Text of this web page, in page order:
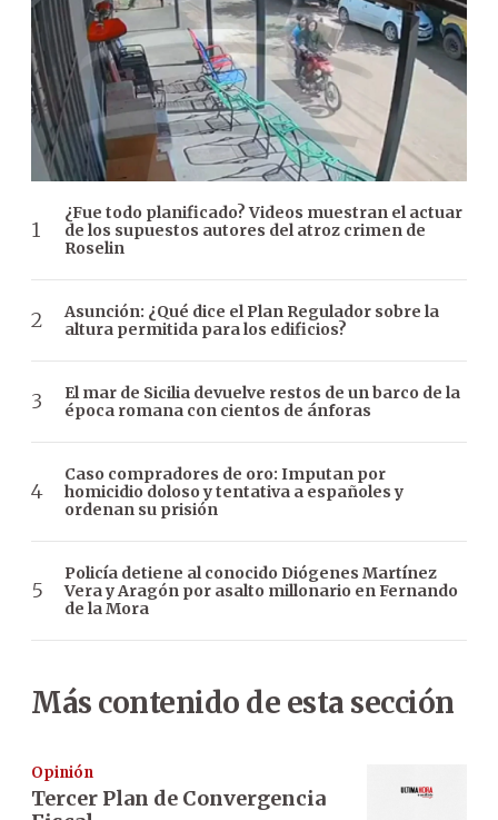
¿Fue todo planificado? Videos muestran el actuar
de los supuestos autores del atroz crimen de
Roselin
Asunción: ¿Qué dice el Plan Regulador sobre la
altura permitida para los edificios?
El mar de Sicilia devuelve restos de un barco de la
época romana con cientos de ánforas
Caso compradores de oro: Imputan por
homicidio doloso y tentativa a españoles y
ordenan su prisión
Policía detiene al conocido Diógenes Martínez
Vera y Aragón por asalto millonario en Fernando
de la Mora
Más contenido de esta sección
Opinión
Tercer Plan de Convergencia